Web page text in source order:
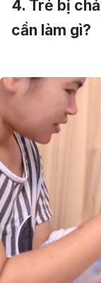
4. Trẻ bị
cần làm gì?